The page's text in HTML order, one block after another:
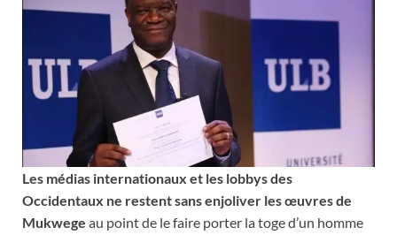
Les médias internationaux et les lobbys des
Occidentaux ne restent sans enjoliver les œuvres de
Mukwege au point de le faire porter la toge d’un homme